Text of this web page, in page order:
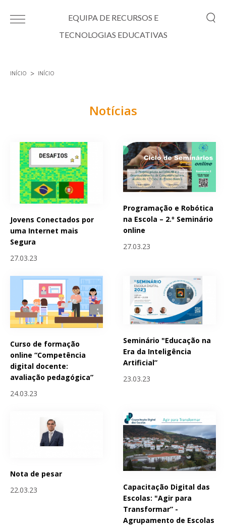
EQUIPA DE RECURSOS E
TECNOLOGIAS EDUCATIVAS
INÍCIO INÍCIO
Notícias
Jovens Conectados por
uma Internet mais
Segura
27.03.23
Programação e Robótica
na Escola – 2.º Seminário
online
27.03.23
Curso de formação
online “Competência
digital docente:
avaliação pedagógica”
24.03.23
Seminário "Educação na
Era da Inteligência
Artificial”
23.03.23
Nota de pesar
22.03.23
Capacitação Digital das
Escolas: "Agir para
Transformar” -
Agrupamento de Escolas
Páginas